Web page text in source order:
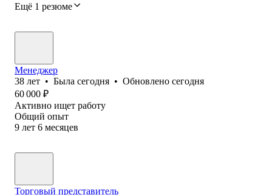
Ещё 1 резюме
Менеджер
38 лет • Была сегодня • Обновлено сегодня
60 000 ₽
Активно ищет работу
Общий опыт
9 лет 6 месяцев
Торговый представитель